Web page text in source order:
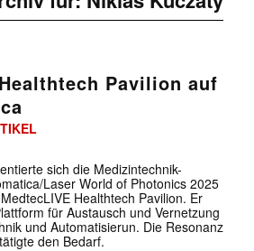
Pavilion auf
sich die Medizintechnik-
Laser World of Photonics 2025
Healthtech Pavilion. Er
für Austausch und Vernetzung
und Automatisierun. Die Resonanz
den Bedarf.